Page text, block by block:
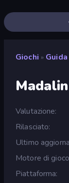
Giochi » Guida
Valutazione
Rilasciato
Ultimo
Motore di gioco
Piattaforma